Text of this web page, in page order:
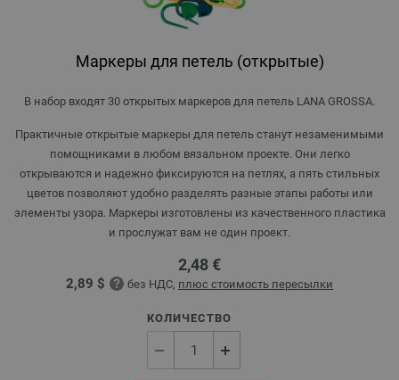
Маркеры для петель (открытые)
В набор входят 30 открытых маркеров для петель LANA GROSSA.
Практичные открытые маркеры для петель станут незаменимыми
помощниками в любом вязальном проекте. Они легко
открываются и надежно фиксируются на петлях, а пять стильных
цветов позволяют удобно разделять разные этапы работы или
элементы узора. Маркеры изготовлены из качественного пластика
и прослужат вам не один проект.
2,48 €
2,89 $ без НДС, плюс стоимость пересылки
КОЛИЧЕСТВО